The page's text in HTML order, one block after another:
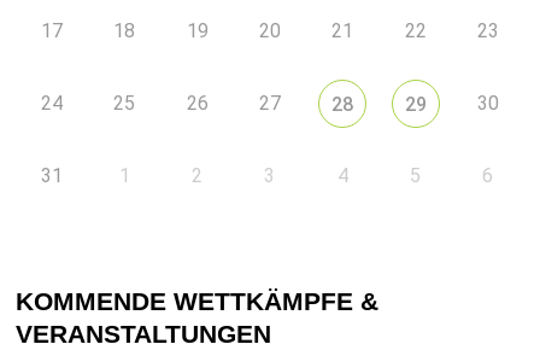
17 18 19 20 21 22 23
24 25 26 27 28 29 30
31 1 2 3 4 5 6
KOMMENDE WETTKÄMPFE &
VERANSTALTUNGEN